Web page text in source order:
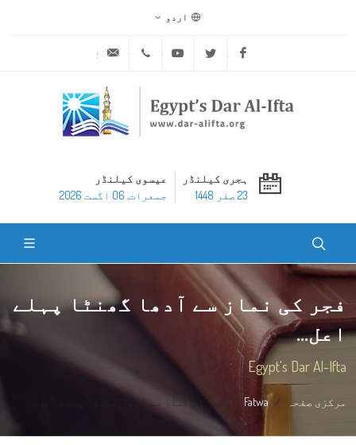
اردو
Facebook
Twitter
Youtube
ہجری کیلنڈر
23 صفر 1448
عیسوی کیلنڈر
جمعرات, 06 اگست 2026
فجر کی نماز سے آدھا گھنٹا پہلے
اعل...
Egypt's Dar Al-Ifta
مرکزی صفحہ Fatwa فجر کی نماز سے آدھا گھنٹا پہلے اعل...